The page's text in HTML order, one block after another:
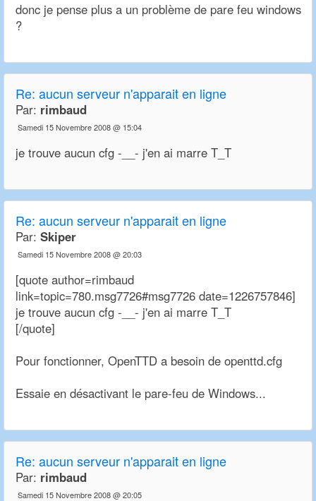
donc je pense plus a un problème de pare feu windows
?
Re: aucun serveur n'apparait en ligne
Par: rimbaud
Samedi 15 Novembre 2008 @ 15:04
je trouve aucun cfg -__- j'en ai marre T_T
Re: aucun serveur n'apparait en ligne
Par: Skiper
Samedi 15 Novembre 2008 @ 20:03
[quote author=rimbaud
link=topic=780.msg7726#msg7726 date=1226757846]
je trouve aucun cfg -__- j'en ai marre T_T
[/quote]
Pour fonctionner, OpenTTD a besoin de openttd.cfg
Essaie en désactivant le pare-feu de Windows...
Re: aucun serveur n'apparait en ligne
Par: rimbaud
Samedi 15 Novembre 2008 @ 20:05